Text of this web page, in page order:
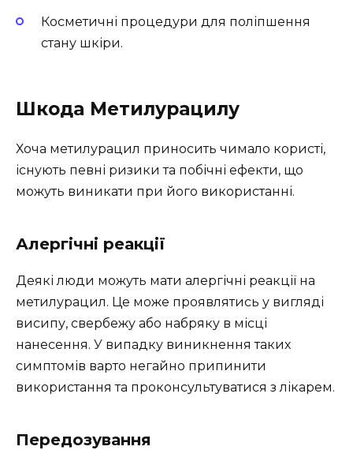
Косметичні процедури для поліпшення
стану шкіри.
Шкода Метилурацилу
Хоча метилурацил приносить чимало користі,
існують певні ризики та побічні ефекти, що
можуть виникати при його використанні.
Алергічні реакції
Деякі люди можуть мати алергічні реакції на
метилурацил. Це може проявлятись у вигляді
висипу, свербежу або набряку в місці
нанесення. У випадку виникнення таких
симптомів варто негайно припинити
використання та проконсультуватися з лікарем.
Передозування